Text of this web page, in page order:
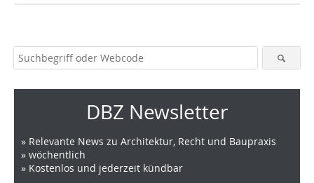
DBZ Newsletter
» Relevante News zu Architektur, Recht und Baupraxis
» wöchentlich
» Kostenlos und jederzeit kündbar